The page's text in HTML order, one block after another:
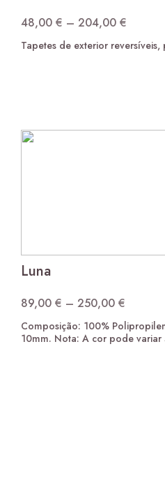
Casa Azul
11,50€por metro
48,00 € – 204,00 €
range:
Tapetes de exterior reversíveis,
Luna
89,00 € – 250,00 €
range:
89,00 €
Composição: 100%
10mm. Nota: A cor pode variar